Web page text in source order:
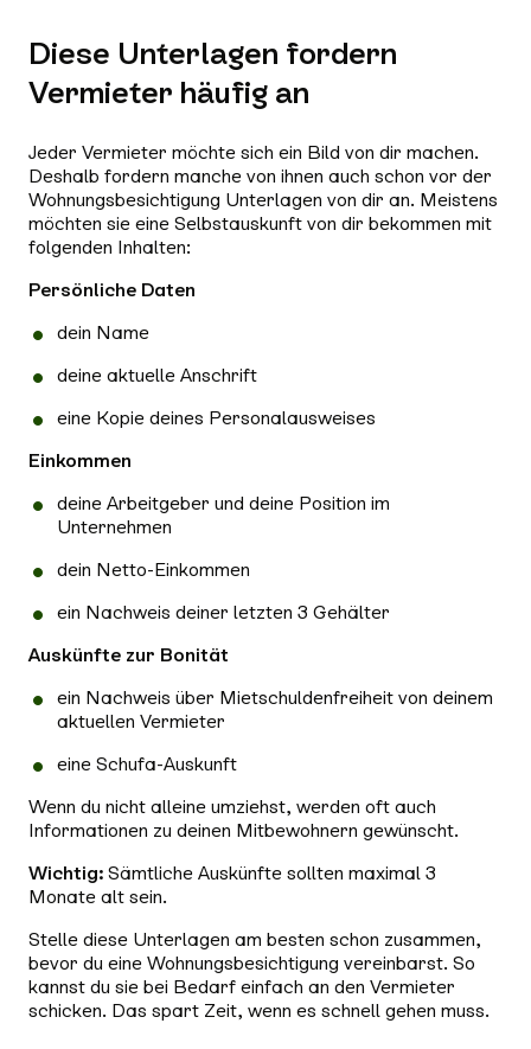
Diese Unterlagen fordern
Vermieter häufig an
Jeder Vermieter möchte sich ein Bild von dir machen.
Deshalb fordern manche von ihnen auch schon vor der
Wohnungsbesichtigung Unterlagen von dir an. Meistens
möchten sie eine Selbstauskunft von dir bekommen mit
folgenden Inhalten:
Persönliche Daten
dein Name
deine aktuelle Anschrift
eine Kopie deines Personalausweises
Einkommen
deine Arbeitgeber und deine Position im
Unternehmen
dein Netto-Einkommen
ein Nachweis deiner letzten 3 Gehälter
Auskünfte zur Bonität
ein Nachweis über Mietschuldenfreiheit von deinem
aktuellen Vermieter
eine Schufa-Auskunft
Wenn du nicht alleine umziehst, werden oft auch
Informationen zu deinen Mitbewohnern gewünscht.
Wichtig: Sämtliche Auskünfte sollten maximal 3
Monate alt sein.
Stelle diese Unterlagen am besten schon zusammen,
bevor du eine Wohnungsbesichtigung vereinbarst. So
kannst du sie bei Bedarf einfach an den Vermieter
schicken. Das spart Zeit, wenn es schnell gehen muss.